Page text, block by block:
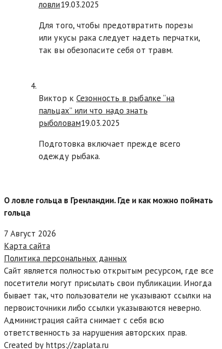
ловли19.03.2025
Для того, чтобы предотвратить порезы
или укусы рака следует надеть перчатки,
так вы обезопасите себя от травм.
Виктор к Сезонность в рыбалке “на
пальцах” или что надо знать
рыболовам19.03.2025
Подготовка включает прежде всего
одежду рыбака.
О ловле гольца в Гренландии. Где и как можно поймать
гольца
7 Август 2026
Карта сайта
Политика персональных данных
Сайт является полностью открытым ресурсом, где все
посетители могут присылать свои публикации. Иногда
бывает так, что пользователи не указывают ссылки на
первоисточники либо ссылки указываются неверно.
Администрация сайта снимает с себя всю
ответственность за нарушения авторских прав.
Created by https://zaplata.ru